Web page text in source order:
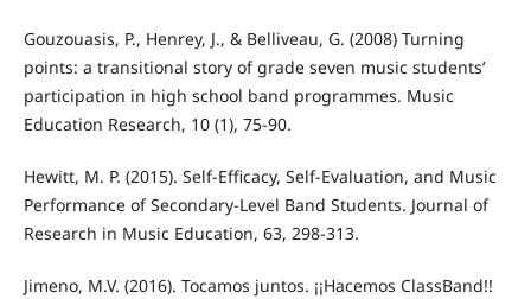
Gouzouasis, P., Henrey, J., & Belliveau, G. (2008) Turning
points: a transitional story of grade seven music students’
participation in high school band programmes. Music
Education Research, 10 (1), 75-90.
Hewitt, M. P. (2015). Self-Efficacy, Self-Evaluation, and Music
Performance of Secondary-Level Band Students. Journal of
Research in Music Education, 63, 298-313.
Jimeno, M.V. (2016). Tocamos juntos. ¡¡Hacemos ClassBand!!